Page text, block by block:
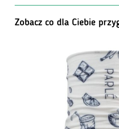
Zobacz co dla Ciebie